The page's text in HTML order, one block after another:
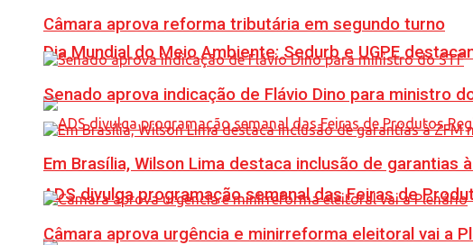
Dia Mundial do Meio Ambiente: Sedurb e UGPE
ADS divulga programação semanal das Feiras de
Câmara aprova reforma tributária em segundo turno
Senado aprova indicação de Flávio Dino para ministro
Em Brasília, Wilson Lima destaca inclusão de
Câmara aprova urgência e minirreforma eleitoral vai a